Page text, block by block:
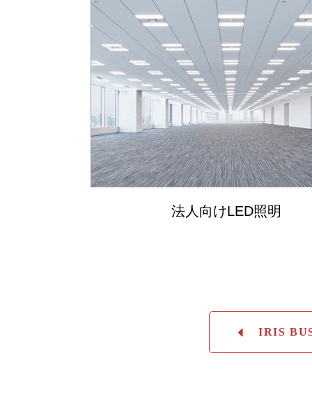
法人向けLED照明
IRIS